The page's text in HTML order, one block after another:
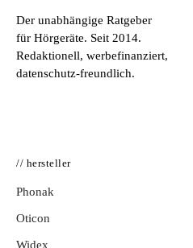
Der unabhängige Ratgeber
für Hörgeräte. Seit 2014.
Redaktionell, werbefinanziert,
datenschutz-freundlich.
// hersteller
Phonak
Oticon
Widex